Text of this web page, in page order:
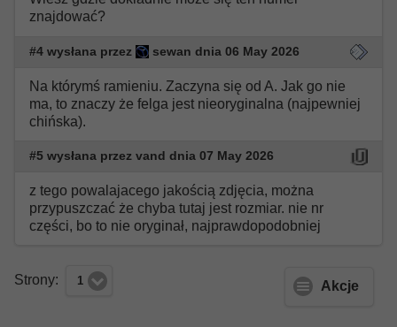
znajdować?
#4 wysłana przez sewan dnia 06 May 2026
Na którymś ramieniu. Zaczyna się od A. Jak go nie
ma, to znaczy że felga jest nieoryginalna (najpewniej
chińska).
#5 wysłana przez vand dnia 07 May 2026
z tego powalajacego jakością zdjęcia, można
przypuszczać że chyba tutaj jest rozmiar. nie nr
części, bo to nie oryginał, najprawdopodobniej
Strony: 1 Akcje